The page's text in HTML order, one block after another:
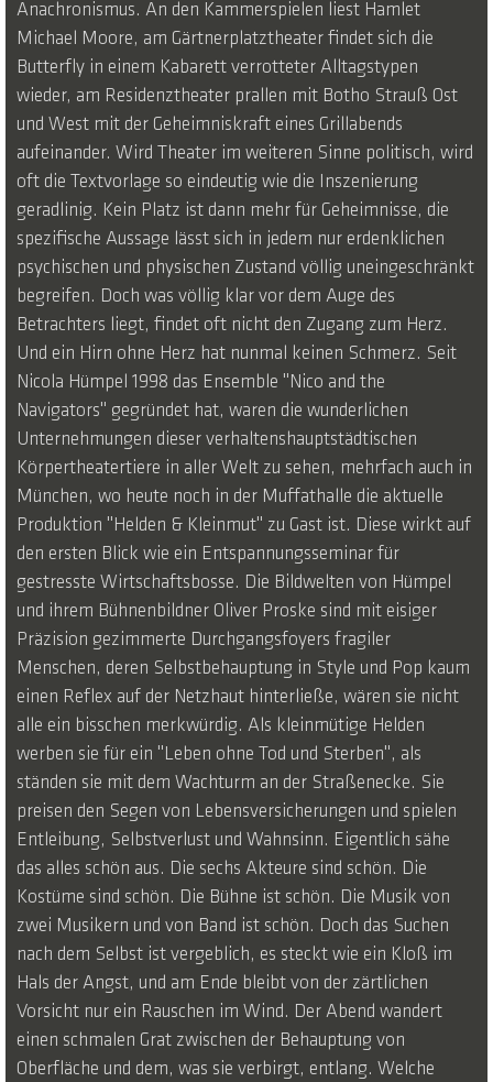
Anachronismus. An den Kammerspielen liest Hamlet
Michael Moore, am Gärtnerplatztheater findet sich die
Butterfly in einem Kabarett verrotteter Alltagstypen
wieder, am Residenztheater prallen mit Botho Strauß Ost
und West mit der Geheimniskraft eines Grillabends
aufeinander. Wird Theater im weiteren Sinne politisch, wird
oft die Textvorlage so eindeutig wie die Inszenierung
geradlinig. Kein Platz ist dann mehr für Geheimnisse, die
spezifische Aussage lässt sich in jedem nur erdenklichen
psychischen und physischen Zustand völlig uneingeschränkt
begreifen. Doch was völlig klar vor dem Auge des
Betrachters liegt, findet oft nicht den Zugang zum Herz.
Und ein Hirn ohne Herz hat nunmal keinen Schmerz. Seit
Nicola Hümpel 1998 das Ensemble "Nico and the
Navigators" gegründet hat, waren die wunderlichen
Unternehmungen dieser verhaltenshauptstädtischen
Körpertheatertiere in aller Welt zu sehen, mehrfach auch in
München, wo heute noch in der Muffathalle die aktuelle
Produktion "Helden & Kleinmut" zu Gast ist. Diese wirkt auf
den ersten Blick wie ein Entspannungsseminar für
gestresste Wirtschaftsbosse. Die Bildwelten von Hümpel
und ihrem Bühnenbildner Oliver Proske sind mit eisiger
Präzision gezimmerte Durchgangsfoyers fragiler
Menschen, deren Selbstbehauptung in Style und Pop kaum
einen Reflex auf der Netzhaut hinterließe, wären sie nicht
alle ein bisschen merkwürdig. Als kleinmütige Helden
werben sie für ein "Leben ohne Tod und Sterben", als
ständen sie mit dem Wachturm an der Straßenecke. Sie
preisen den Segen von Lebensversicherungen und spielen
Entleibung, Selbstverlust und Wahnsinn. Eigentlich sähe
das alles schön aus. Die sechs Akteure sind schön. Die
Kostüme sind schön. Die Bühne ist schön. Die Musik von
zwei Musikern und von Band ist schön. Doch das Suchen
nach dem Selbst ist vergeblich, es steckt wie ein Kloß im
Hals der Angst, und am Ende bleibt von der zärtlichen
Vorsicht nur ein Rauschen im Wind. Der Abend wandert
einen schmalen Grat zwischen der Behauptung von
Oberfläche und dem, was sie verbirgt, entlang. Welche